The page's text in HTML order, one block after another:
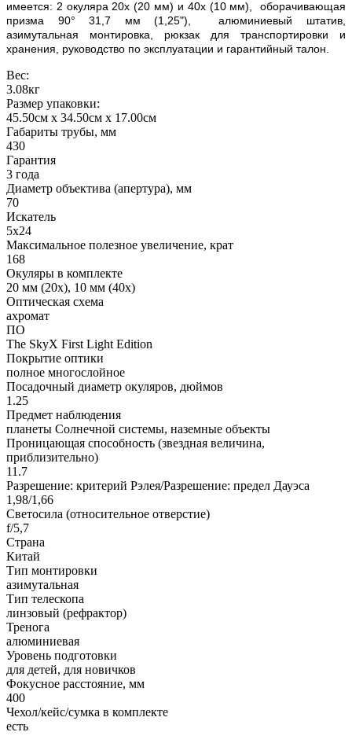
имеется: 2 окуляра 20х (20 мм) и 40х (10 мм), оборачивающая
призма 90° 31,7 мм (1,25"), алюминиевый штатив,
азимутальная монтировка, рюкзак для транспортировки и
хранения, руководство по эксплуатации и гарантийный талон.
Вес:
3.08кг
Размер упаковки:
45.50см x 34.50см x 17.00см
Габариты трубы, мм
430
Гарантия
3 года
Диаметр объектива (апертура), мм
70
Искатель
5x24
Максимальное полезное увеличение, крат
168
Окуляры в комплекте
20 мм (20x), 10 мм (40x)
Оптическая схема
ахромат
ПО
The SkyX First Light Edition
Покрытие оптики
полное многослойное
Посадочный диаметр окуляров, дюймов
1.25
Предмет наблюдения
планеты Солнечной системы, наземные объекты
Проницающая способность (звездная величина,
приблизительно)
11.7
Разрешение: критерий Рэлея/Разрешение: предел Дауэса
1,98/1,66
Светосила (относительное отверстие)
f/5,7
Страна
Китай
Тип монтировки
азимутальная
Тип телескопа
линзовый (рефрактор)
Тренога
алюминиевая
Уровень подготовки
для детей, для новичков
Фокусное расстояние, мм
400
Чехол/кейс/сумка в комплекте
есть